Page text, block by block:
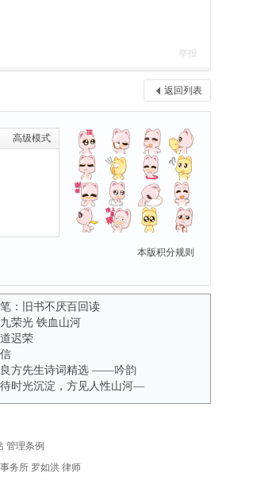
举报
返回列表
高级模式
本版积分规则
：旧书不厌百回读
荣光 铁血山河
迟荣
方先生诗词精选 ——吟韵
时光沉淀，方见人性山河—
管理条例
务所 罗如洪律师